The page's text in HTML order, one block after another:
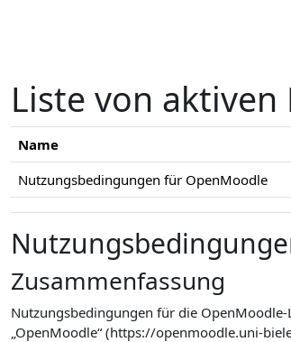
Liste von aktiven
Name
Nutzungsbedingungen für OpenMoodle
Zusammenfassung
Nutzungsbedingungen für die
„OpenMoodle“ (https://openmoodle.uni-